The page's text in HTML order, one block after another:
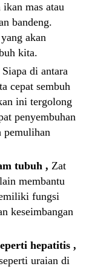
mas atau
bandeng.
akan
kita.
Siapa di antara
cepat sembuh
ini tergolong
penyembuhan
pemulihan
tubuh , Zat
membantu
fungsi
keseimbangan
hepatitis ,
uraian di